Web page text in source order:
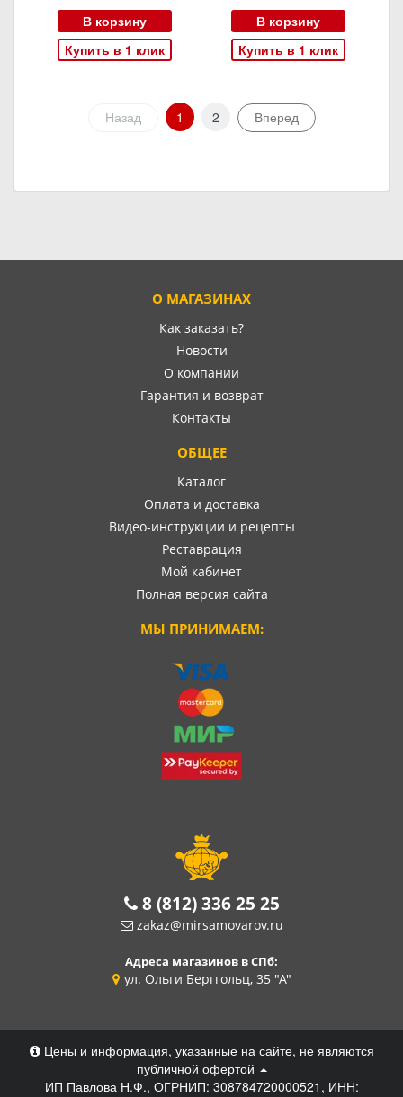
В корзину
Купить в 1 клик
В корзину
Купить в 1 клик
Назад 1 2 Вперед
О МАГАЗИНАХ
Как заказать?
Новости
О компании
Гарантия и возврат
Контакты
ОБЩЕЕ
Каталог
Оплата и доставка
Видео-инструкции и рецепты
Реставрация
Мой кабинет
Полная версия сайта
МЫ ПРИНИМАЕМ:
8 (812) 336 25 25
zakaz@mirsamovarov.ru
Адреса магазинов в СПб:
ул. Ольги Берггольц, 35 "А"
Цены и информация, указанные на сайте, не являются
публичной офертой
ИП Павлова Н.Ф., ОГРНИП: 308784720000521, ИНН: